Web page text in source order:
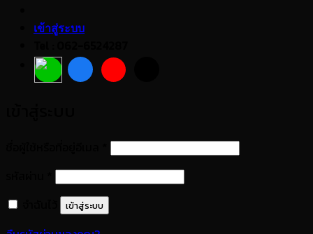
เข้าสู่ระบบ
ต้องการ
ต้องการ
เข้าสู่ระบบ